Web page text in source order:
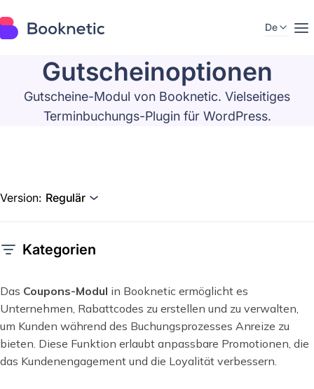
De
Gutscheinoptionen
Gutscheine-Modul von Booknetic. Vielseitiges
Terminbuchungs-Plugin für WordPress.
Version: Regulär
Kategorien
Das Coupons-Modul in Booknetic ermöglicht es
Unternehmen, Rabattcodes zu erstellen und zu verwalten,
um Kunden während des Buchungsprozesses Anreize zu
bieten. Diese Funktion erlaubt anpassbare Promotionen, die
das Kundenengagement und die Loyalität verbessern.